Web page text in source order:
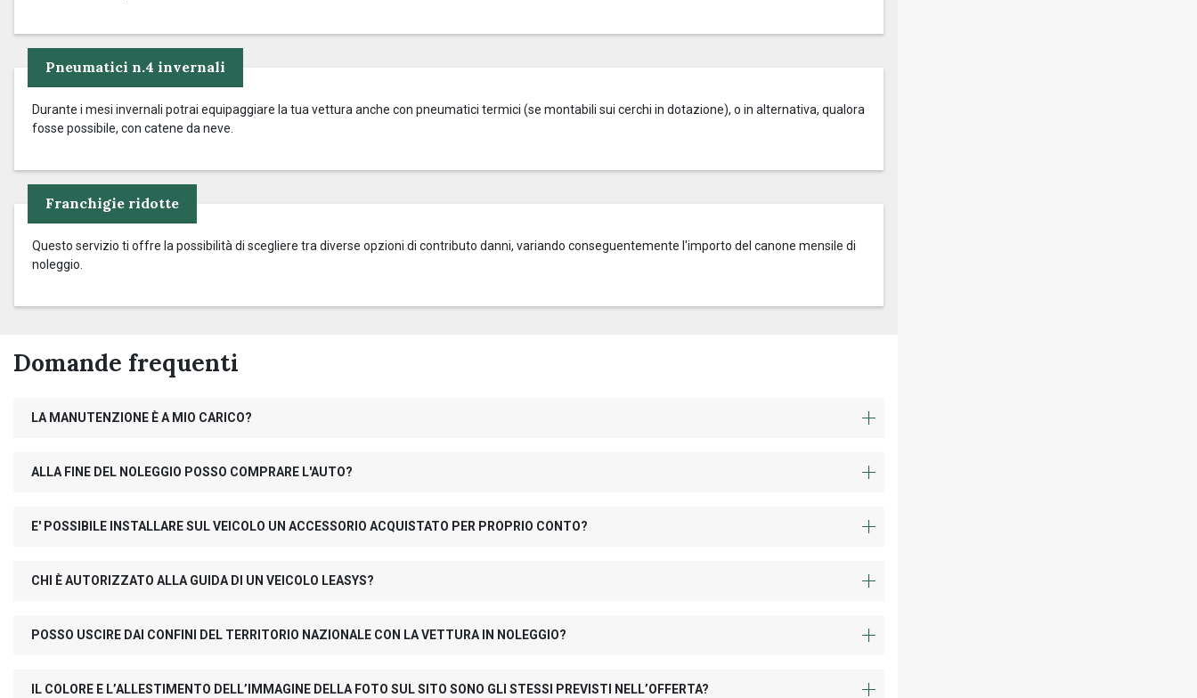
Pneumatici n.4 invernali
Durante i mesi invernali potrai equipaggiare la tua vettura anche con pneumatici termici (se montabili sui cerchi in dotazione), o in alternativa, qualora
fosse possibile, con catene da neve.
Franchigie ridotte
Questo servizio ti offre la possibilità di scegliere tra diverse opzioni di contributo danni, variando conseguentemente l'importo del canone mensile di
noleggio.
Domande frequenti
LA MANUTENZIONE È A MIO CARICO?
ALLA FINE DEL NOLEGGIO POSSO COMPRARE L'AUTO?
E' POSSIBILE INSTALLARE SUL VEICOLO UN ACCESSORIO ACQUISTATO PER PROPRIO CONTO?
CHI È AUTORIZZATO ALLA GUIDA DI UN VEICOLO LEASYS?
POSSO USCIRE DAI CONFINI DEL TERRITORIO NAZIONALE CON LA VETTURA IN NOLEGGIO?
IL COLORE E L’ALLESTIMENTO DELL’IMMAGINE DELLA FOTO SUL SITO SONO GLI STESSI PREVISTI NELL’OFFERTA?